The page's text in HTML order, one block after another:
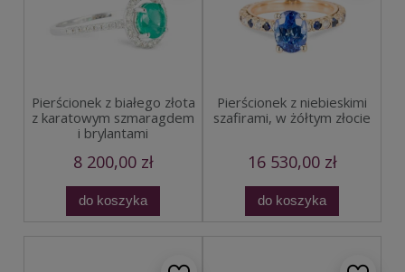
Pierścionek z białego złota
z karatowym szmaragdem
i brylantami
8 200,00 zł
do koszyka
Pierścionek z niebieskimi
szafirami, w żółtym złocie
16 530,00 zł
do koszyka